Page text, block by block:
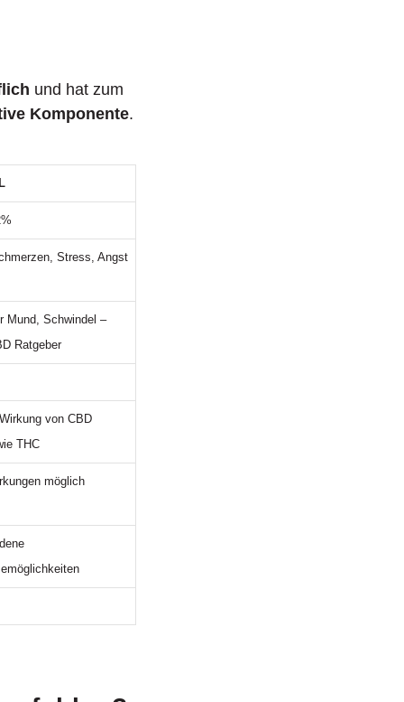
und hat zum
Komponente.
Stress, Angst
Mund, Schwindel –
Ratgeber
von CBD
THC
möglich